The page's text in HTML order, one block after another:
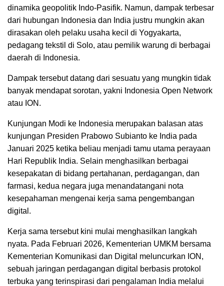
dinamika geopolitik Indo-Pasifik. Namun, dampak terbesar
dari hubungan Indonesia dan India justru mungkin akan
dirasakan oleh pelaku usaha kecil di Yogyakarta,
pedagang tekstil di Solo, atau pemilik warung di berbagai
daerah di Indonesia.
Dampak tersebut datang dari sesuatu yang mungkin tidak
banyak mendapat sorotan, yakni Indonesia Open Network
atau ION.
Kunjungan Modi ke Indonesia merupakan balasan atas
kunjungan Presiden Prabowo Subianto ke India pada
Januari 2025 ketika beliau menjadi tamu utama perayaan
Hari Republik India. Selain menghasilkan berbagai
kesepakatan di bidang pertahanan, perdagangan, dan
farmasi, kedua negara juga menandatangani nota
kesepahaman mengenai kerja sama pengembangan
digital.
Kerja sama tersebut kini mulai menghasilkan langkah
nyata. Pada Februari 2026, Kementerian UMKM bersama
Kementerian Komunikasi dan Digital meluncurkan ION,
sebuah jaringan perdagangan digital berbasis protokol
terbuka yang terinspirasi dari pengalaman India melalui